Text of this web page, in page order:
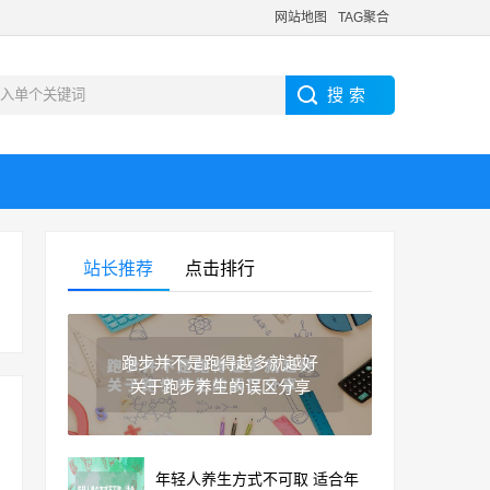
网站地图 TAG聚合
站长推荐 点击排行
跑步并不是跑得越多就越好
关于跑步养生的误区分享
年轻人养生方式不可取 适合年